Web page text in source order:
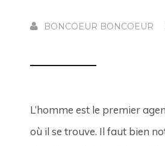
BONCOEUR BONCOEUR
L’homme est le premier
où il se trouve. Il faut bien